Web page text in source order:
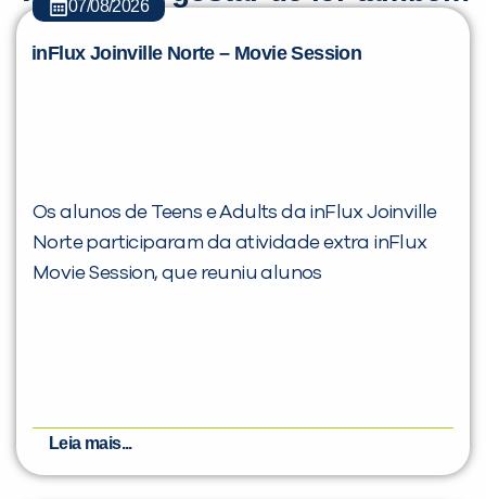
07/08/2026
inFlux Joinville Norte – Movie Session
Os alunos de Teens e Adults da inFlux Joinville
Norte participaram da atividade extra inFlux
Movie Session, que reuniu alunos
Leia mais...